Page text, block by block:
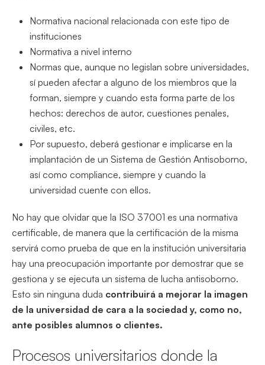
Normativa nacional relacionada con este tipo de
instituciones
Normativa a nivel interno
Normas que, aunque no legislan sobre universidades,
sí pueden afectar a alguno de los miembros que la
forman, siempre y cuando esta forma parte de los
hechos: derechos de autor, cuestiones penales,
civiles, etc.
Por supuesto, deberá gestionar e implicarse en la
implantación de un Sistema de Gestión Antisoborno,
así como compliance, siempre y cuando la
universidad cuente con ellos.
No hay que olvidar que la ISO 37001 es una normativa
certificable, de manera que la certificación de la misma
servirá como prueba de que en la institución universitaria
hay una preocupación importante por demostrar que se
gestiona y se ejecuta un sistema de lucha antisoborno.
Esto sin ninguna duda contribuirá a mejorar la imagen
de la universidad de cara a la sociedad y, como no,
ante posibles alumnos o clientes.
Procesos universitarios donde la